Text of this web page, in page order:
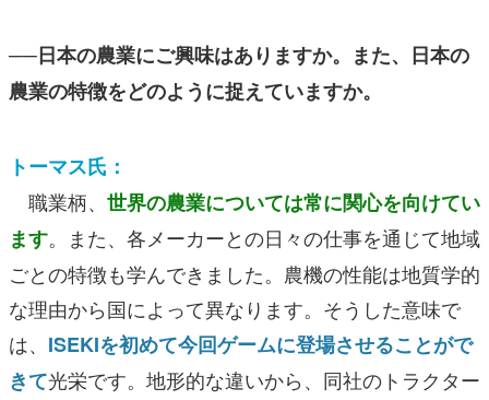
──日本の農業にご興味はありますか。また、日本の
農業の特徴をどのように捉えていますか。
トーマス氏：
職業柄、 世界の農業については常に関心を向けてい
ます。また、各メーカーとの日々の仕事を通じて地域
ごとの特徴も学んできました。農機の性能は地質学的
な理由から国によって異なります。そうした意味で
は、 ISEKIを初めて今回ゲームに登場させることがで
きて光栄です。地形的な違いから、同社のトラクター